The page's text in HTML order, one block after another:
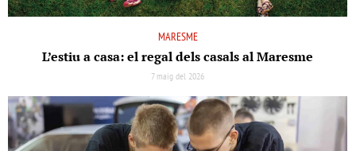
MARESME
L’estiu a casa: el regal dels casals al Maresme
7 maig del 2026